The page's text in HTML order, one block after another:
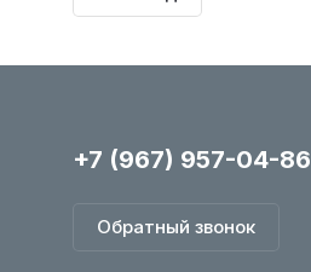
+7 (967) 957-04-86
Обратный звонок